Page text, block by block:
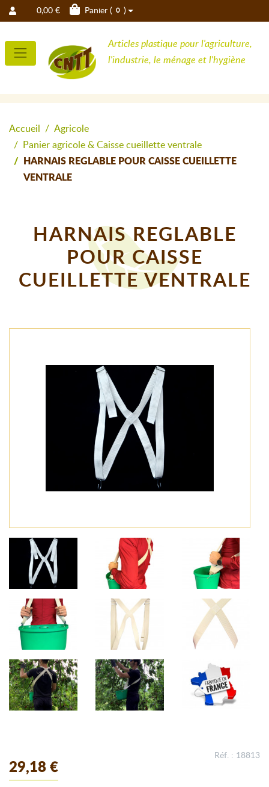
0,00 € Panier ( 0 )
Articles plastique pour l'agriculture,
l'industrie, le ménage et l'hygiène
Accueil
Agricole
Panier agricole & Caisse cueillette ventrale
HARNAIS REGLABLE POUR CAISSE CUEILLETTE
VENTRALE
HARNAIS REGLABLE
POUR CAISSE
CUEILLETTE VENTRALE
29,18 €
Réf. : 18813